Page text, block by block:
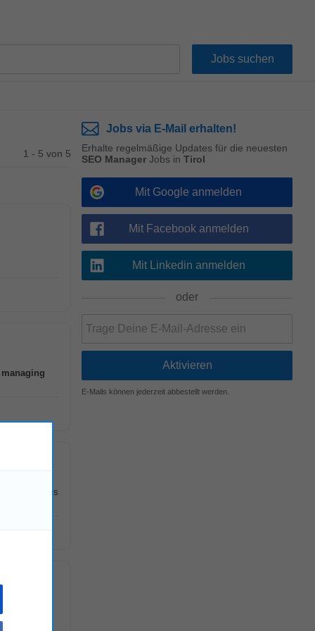
1 - 5 von 5
managing
wir uns
zu
Jobs via E-Mail erhalten!
Erhalte regelmäßige Updates für die neuesten
SEO Manager Jobs in Tirol
Mit Google anmelden
Mit Facebook anmelden
Mit Linkedin anmelden
oder
E-Mails können jederzeit abbestellt werden.